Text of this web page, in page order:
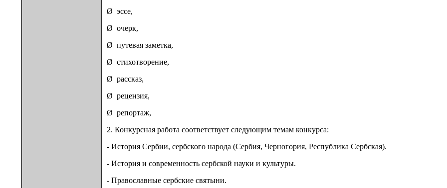
Ø эссе,
Ø очерк,
Ø путевая заметка,
Ø стихотворение,
Ø рассказ,
Ø рецензия,
Ø репортаж,
2. Конкурсная работа соответствует следующим темам конкурса:
- История Сербии, сербского народа (Сербия, Черногория, Республика Сербская).
- История и современность сербской науки и культуры.
- Православные сербские святыни.